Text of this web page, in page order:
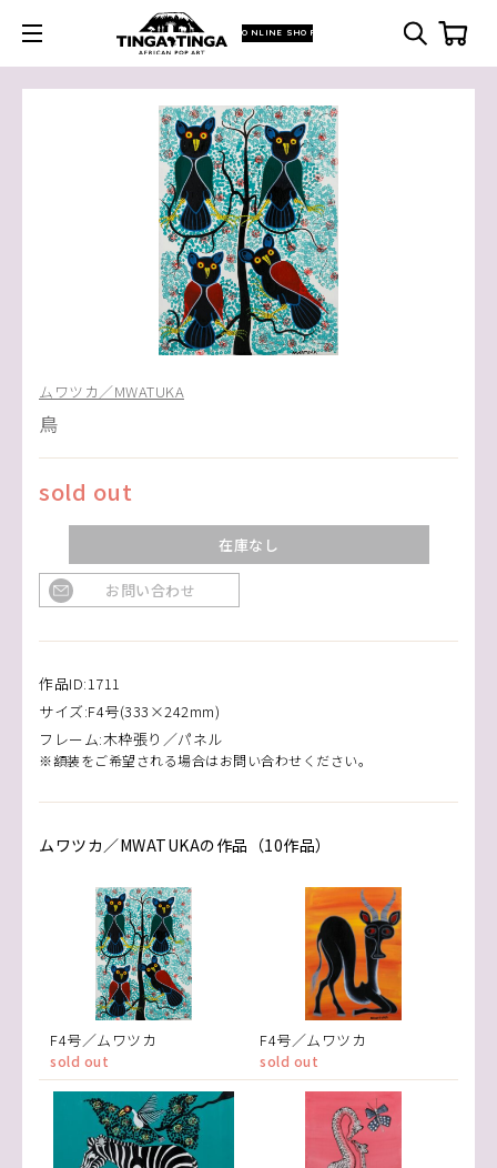
ONLINE SHOP
ムワツカ／MWATUKA
鳥
sold out
在庫なし
お問い合わせ
作品ID:1711
サイズ:F4号(333×242mm)
フレーム:木枠張り／パネル
※額装をご希望される場合はお問い合わせください。
ムワツカ／MWATUKAの作品（10作品）
F4号／ムワツカ
sold out
F4号／ムワツカ
sold out